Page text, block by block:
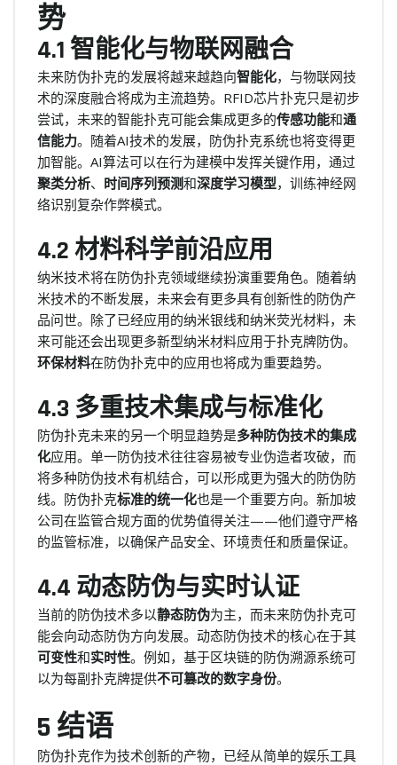
势
4.1 智能化与物联网融合
未来防伪扑克的发展将越来越趋向智能化，与物联网技
术的深度融合将成为主流趋势。RFID芯片扑克只是初步
尝试，未来的智能扑克可能会集成更多的传感功能和通
信能力。随着AI技术的发展，防伪扑克系统也将变得更
加智能。AI算法可以在行为建模中发挥关键作用，通过
聚类分析、 时间序列预测和深度学习模型，训练神经网
络识别复杂作弊模式。
4.2 材料科学前沿应用
纳米技术将在防伪扑克领域继续扮演重要角色。随着纳
米技术的不断发展，未来会有更多具有创新性的防伪产
品问世。除了已经应用的纳米银线和纳米荧光材料，未
来可能还会出现更多新型纳米材料应用于扑克牌防伪。
环保材料在防伪扑克中的应用也将成为重要趋势。
4.3 多重技术集成与标准化
防伪扑克未来的另一个明显趋势是多种防伪技术的集成
化应用。单一防伪技术往往容易被专业伪造者攻破，而
将多种防伪技术有机结合，可以形成更为强大的防伪防
线。防伪扑克标准的统一化也是一个重要方向。新加坡
公司在监管合规方面的优势值得关注——他们遵守严格
的监管标准，以确保产品安全、环境责任和质量保证。
4.4 动态防伪与实时认证
当前的防伪技术多以静态防伪为主，而未来防伪扑克可
能会向动态防伪方向发展。动态防伪技术的核心在于其
可变性和实时性。例如，基于区块链的防伪溯源系统可
以为每副扑克牌提供不可篡改的数字身份。
5 结语
防伪扑克作为技术创新的产物，已经从简单的娱乐工具